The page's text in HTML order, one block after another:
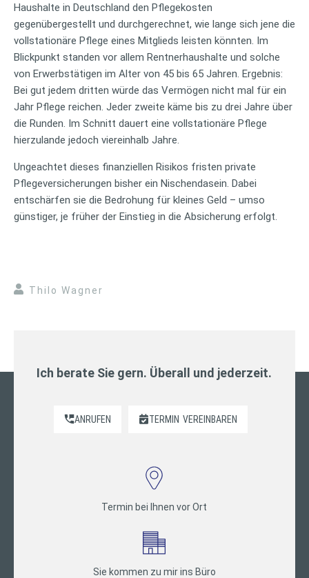
Haushalte in Deutschland den Pflegekosten
gegenübergestellt und durchgerechnet, wie lange sich jene die
vollstationäre Pflege eines Mitglieds leisten könnten. Im
Blickpunkt standen vor allem Rentnerhaushalte und solche
von Erwerbstätigen im Alter von 45 bis 65 Jahren. Ergebnis:
Bei gut jedem dritten würde das Vermögen nicht mal für ein
Jahr Pflege reichen. Jeder zweite käme bis zu drei Jahre über
die Runden. Im Schnitt dauert eine vollstationäre Pflege
hierzulande jedoch viereinhalb Jahre.
Ungeachtet dieses finanziellen Risikos fristen private
Pflegeversicherungen bisher ein Nischendasein. Dabei
entschärfen sie die Bedrohung für kleines Geld – umso
günstiger, je früher der Einstieg in die Absicherung erfolgt.
Thilo Wagner
Ich berate Sie gern. Überall und jederzeit.
ANRUFEN TERMIN VEREINBAREN
Termin bei Ihnen vor Ort
Sie kommen zu mir ins Büro